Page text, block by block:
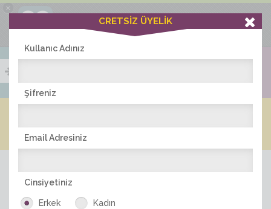
×
Ciddiask Uygulaması
+1 Hafta Gold Üyelik Kazan
Bedava - com.ciddi.ask
İNDİR
CRETSİZ ÜYELİK
Kullanıc Adınız
Şifreniz
Email Adresiniz
Cinsiyetiniz
Erkek Kadın